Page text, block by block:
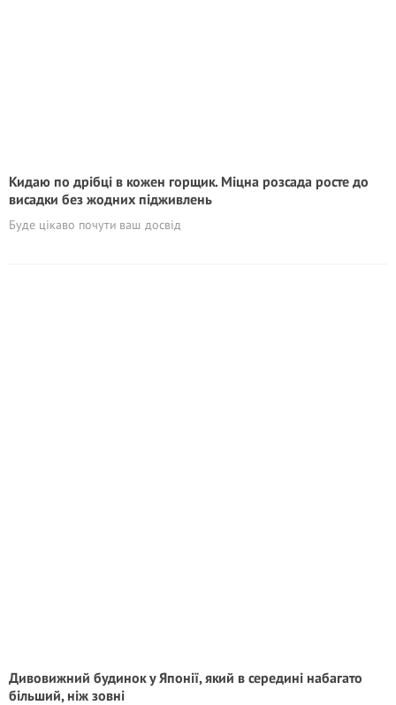
Кидаю по дрібці в кожен горщик. Міцна розсада росте до
висадки без жодних підживлень
Буде цікаво почути ваш досвід
Дивовижний будинок у Японії, який в середині набагато
більший, ніж зовні